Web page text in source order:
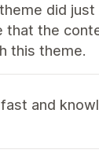
did
that the
this theme.
and